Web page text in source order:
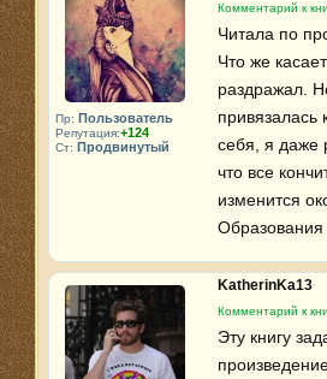
Пр: Пользователь
Репутация:+124
Ст: Продвинутый
Комментарий к
Читала по
Что же
раздражал.
себя, я даже
что все
изменится
Образования
KatherinKa13
Комментарий к
Эту книгу